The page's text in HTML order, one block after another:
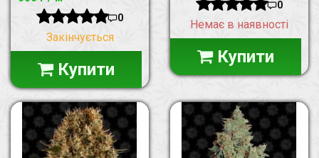
0
Закінчується
Купити
0
Немає в наявності
Купити